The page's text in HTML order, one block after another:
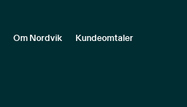
Om Nordvik Kundeomtaler